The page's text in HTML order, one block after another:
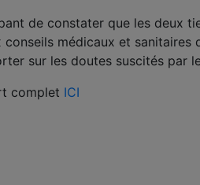
de constater que les deux
médicaux et sanitaires
sur les doutes suscités par
complet ICI